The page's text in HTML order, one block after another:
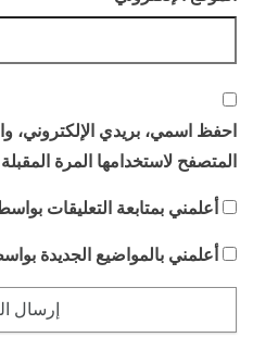
احفظ اسمي، بريدي الإلكتروني،
المتصفح لاستخدامها المرة
أعلمني بمتابعة التعليقات
أعلمني بالمواضيع الجديدة